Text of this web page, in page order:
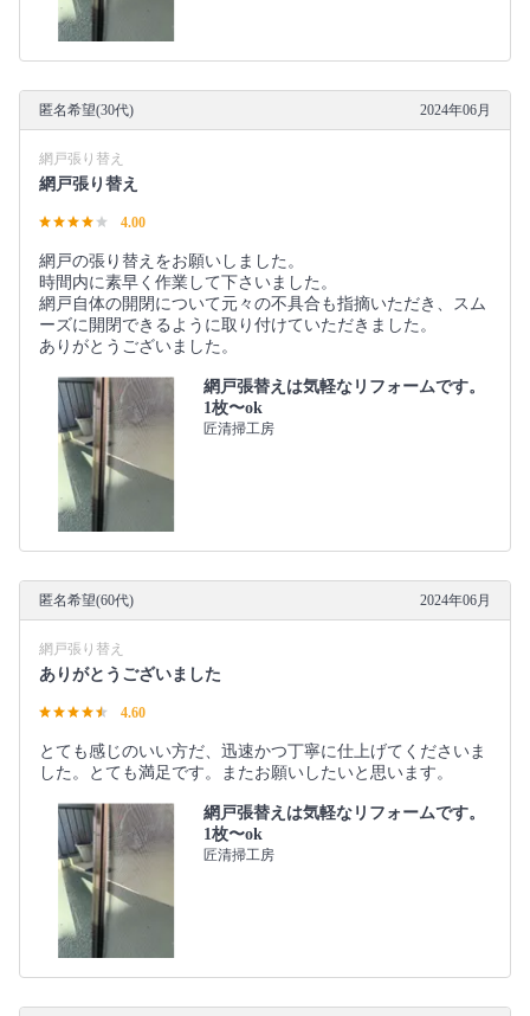
匿名希望(30代) 2024年06月
網戸張り替え
網戸張り替え
4.00
網戸の張り替えをお願いしました。
時間内に素早く作業して下さいました。
網戸自体の開閉について元々の不具合も指摘いただき、スム
ーズに開閉できるように取り付けていただきました。
ありがとうございました。
網戸張替えは気軽なリフォームです。
1枚〜ok
匠清掃工房
匿名希望(60代) 2024年06月
網戸張り替え
ありがとうございました
4.60
とても感じのいい方だ、迅速かつ丁寧に仕上げてくださいま
した。とても満足です。またお願いしたいと思います。
網戸張替えは気軽なリフォームです。
1枚〜ok
匠清掃工房